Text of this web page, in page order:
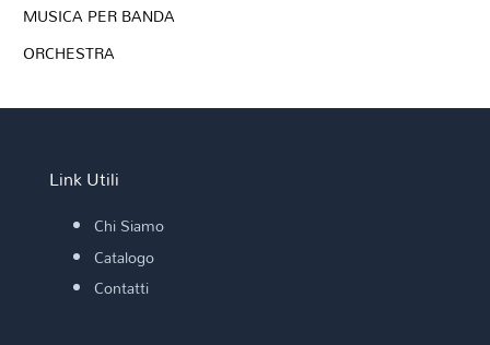
MUSICA PER BANDA
ORCHESTRA
Link Utili
Chi Siamo
Catalogo
Contatti